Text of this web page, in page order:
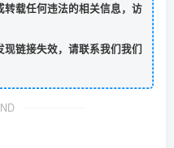
载任何违法的相关信息，访
链接失效，请联系我们我们